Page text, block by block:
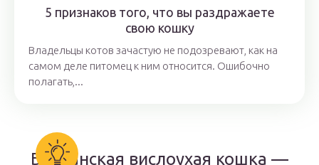
5 признаков того, что вы раздражаете
свою кошку
Владельцы котов зачастую не подозревают, как на
самом деле питомец к ним относится. Ошибочно
полагать,...
Британская вислоухая кошка —